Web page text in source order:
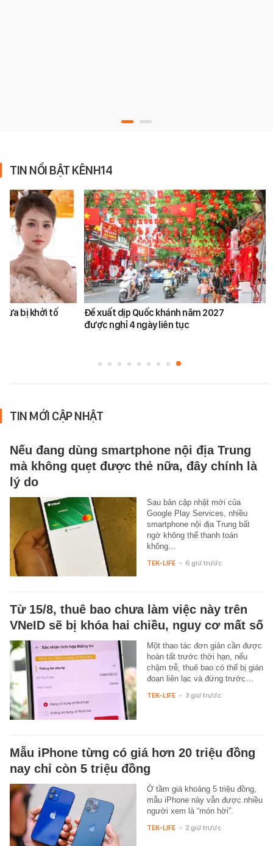
TIN NỔI BẬT KÊNH14
vừa bị khởi tố
Đề xuất dịp Quốc khánh năm 2027
được nghỉ 4 ngày liên tục
TIN MỚI CẬP NHẬT
Nếu đang dùng smartphone nội địa Trung
mà không quẹt được thẻ nữa, đây chính là
lý do
Sau bản cập nhật mới của
Google Play Services, nhiều
smartphone nội địa Trung bất
ngờ không thể thanh toán
không…
TEK-LIFE - 6 giờ trước
Từ 15/8, thuê bao chưa làm việc này trên
VNeID sẽ bị khóa hai chiều, nguy cơ mất số
Một thao tác đơn giản cần được
hoàn tất trước thời hạn, nếu
chậm trễ, thuê bao có thể bị gián
đoạn liên lạc và đứng trước…
TEK-LIFE - 3 giờ trước
Mẫu iPhone từng có giá hơn 20 triệu đồng
nay chỉ còn 5 triệu đồng
Ở tầm giá khoảng 5 triệu đồng,
mẫu iPhone này vẫn được nhiều
người xem là “món hời”.
TEK-LIFE - 2 giờ trước